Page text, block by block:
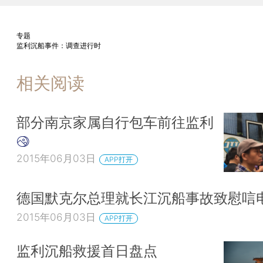
专题
监利沉船事件：调查进行时
相关阅读
部分南京家属自行包车前往监利
2015年06月03日 APP打开
德国默克尔总理就长江沉船事故致慰唁
2015年06月03日 APP打开
监利沉船救援首日盘点